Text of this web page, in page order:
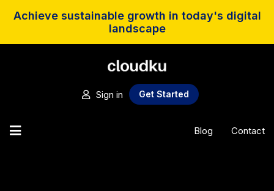
Achieve sustainable growth in today's digital
landscape
Sign in Get Started
Blog Contact